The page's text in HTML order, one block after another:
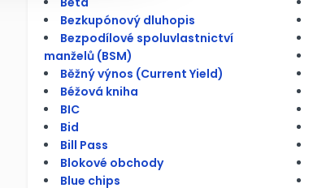
Bezkupónový dluhopis
Bezpodílové spoluvlastnictví
manželů (BSM)
Běžný výnos (Current Yield)
Béžová kniha
BIC
Bid
Bill Pass
Blokové obchody
Blue chips